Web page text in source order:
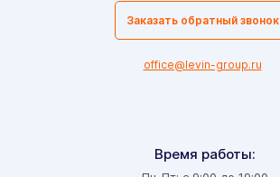
Время работы:
Заказать обратный звонок
office@levin-group.ru